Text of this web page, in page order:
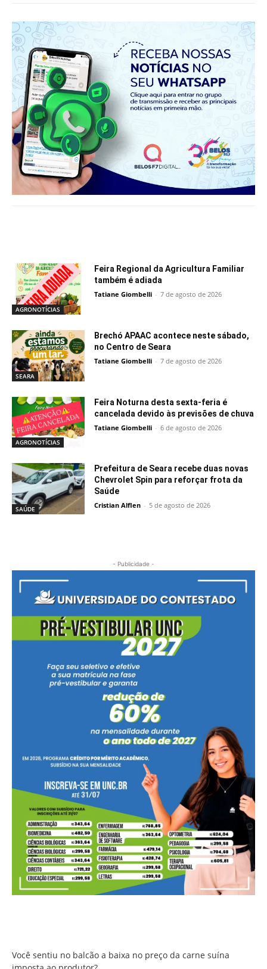
AGRONOTÍCIAS
Feira Regional da Agricultura Familiar
também é adiada
Tatiane Giombelli - 7 de agosto de 2026
SEARA
Brechó APAAC acontece neste sábado,
no Centro de Seara
Tatiane Giombelli - 7 de agosto de 2026
AGRONOTÍCIAS
Feira Noturna desta sexta-feria é
cancelada devido às previsões de chuva
Tatiane Giombelli - 6 de agosto de 2026
SAÚDE
Prefeitura de Seara recebe duas novas
Chevrolet Spin para reforçar frota da
Saúde
Cristian Alflen - 5 de agosto de 2026
- Publicidade -
Você sentiu no balcão a baixa no preço da carne suína